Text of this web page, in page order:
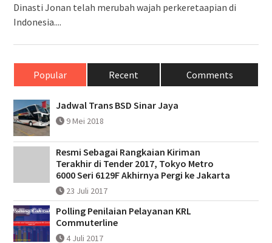
Dinasti Jonan telah merubah wajah perkeretaapian di
Indonesia....
Popular Recent Comments
Jadwal Trans BSD Sinar Jaya
9 Mei 2018
Resmi Sebagai Rangkaian Kiriman
Terakhir di Tender 2017, Tokyo Metro
6000 Seri 6129F Akhirnya Pergi ke Jakarta
23 Juli 2017
Polling Penilaian Pelayanan KRL
Commuterline
4 Juli 2017